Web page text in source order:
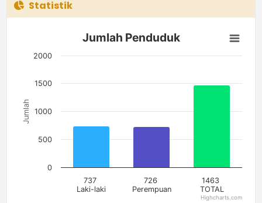
Statistik
Jumlah Penduduk
Bar chart with 3 bars.
The chart has 1 X axis displaying categories.
Jumlah
Jumlah Penduduk
737
Laki-laki
726
Perempuan
1463
TOTAL
0
500
1000
1500
2000
Highcharts.com